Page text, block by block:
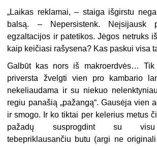
„Laikas reklamai, – staiga išgirstu
balsą. – Nepersistenk. Neįsijausk
egzaltacijos ir patetikos. Jėgos netruks
kaip keičiasi rašysena? Kas paskui visa
Galbūt kas nors iš makroerdvės…
priversta žvelgti vien pro kambario
nekeliaudama ir su niekuo
regiu panašią „pažangą“. Gausėja vien
ir smogo. Ir ko tiktai per kelerius metus
pažadų susprogdint su visu
tebepriklausančiu butu (argi ne